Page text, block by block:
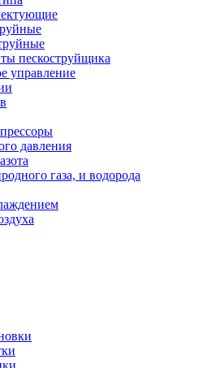
пескоструйщика
управление
давления
газа, и водорода